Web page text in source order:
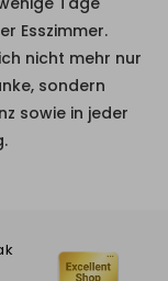
Esszimmer.
nicht mehr nur
sondern
sowie in jeder